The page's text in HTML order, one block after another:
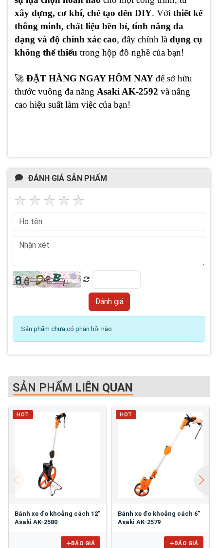
xây dựng, cơ khí, chế tạo đến DIY. Với thiết kế
thông minh, chất liệu bền bỉ, tính năng đa
dạng và độ chính xác cao, đây chính là dụng cụ
không thể thiếu trong hộp đồ nghề của bạn!
🚀 ĐẶT HÀNG NGAY HÔM NAY để sở hữu
thước vuông đa năng Asaki AK-2592 và nâng
cao hiệu suất làm việc của bạn!
ĐÁNH GIÁ SẢN PHẨM
Sản phẩm chưa có phản hồi nào
SẢN PHẨM LIÊN QUAN
HOT
Bánh xe đo khoảng cách 12"
Asaki AK-2580
BÁO GIÁ
HOT
Bánh xe đo khoảng cách 6"
Asaki AK-2579
BÁO GIÁ